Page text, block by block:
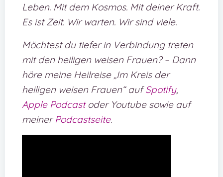
Leben. Mit dem Kosmos. Mit deiner Kraft.
Es ist Zeit. Wir warten. Wir sind viele.
Möchtest du tiefer in Verbindung treten
mit den heiligen weisen Frauen? – Dann
höre meine Heilreise „Im Kreis der
heiligen weisen Frauen“ aufSpotify,
Apple Podcastoder Youtube sowie auf
meinerPodcastseite.